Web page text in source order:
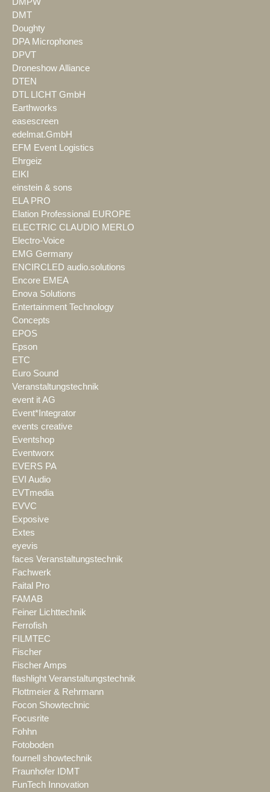
DMT
Doughty
DPA Microphones
DPVT
Droneshow Alliance
DTEN
DTL LICHT GmbH
Earthworks
easescreen
edelmat.GmbH
EFM Event Logistics
Ehrgeiz
EIKI
einstein & sons
ELA PRO
Elation Professional EUROPE
ELECTRIC CLAUDIO MERLO
Electro-Voice
EMG Germany
ENCIRCLED audio.solutions
Encore EMEA
Enova Solutions
Entertainment Technology
Concepts
EPOS
Epson
ETC
Euro Sound
Veranstaltungstechnik
event it AG
Event*Integrator
events creative
Eventshop
Eventworx
EVERS PA
EVI Audio
EVTmedia
EVVC
Exposive
Extes
eyevis
faces Veranstaltungstechnik
Fachwerk
Faital Pro
FAMAB
Feiner Lichttechnik
Ferrofish
FILMTEC
Fischer
Fischer Amps
flashlight Veranstaltungstechnik
Flottmeier & Rehrmann
Focon Showtechnic
Focusrite
Fohhn
Fotoboden
fournell showtechnik
Fraunhofer IDMT
FunTech Innovation